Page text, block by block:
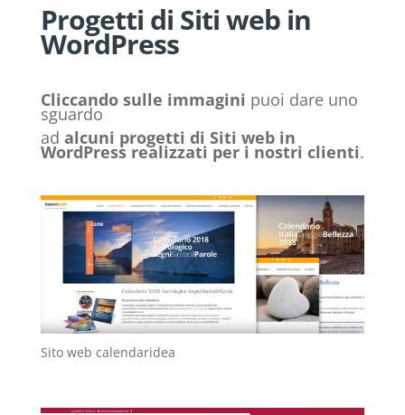
Progetti di Siti web in
WordPress
Cliccando sulle immagini puoi dare uno
sguardo
ad alcuni progetti di Siti web in
WordPress realizzati per i nostri clienti.
Sito web calendaridea